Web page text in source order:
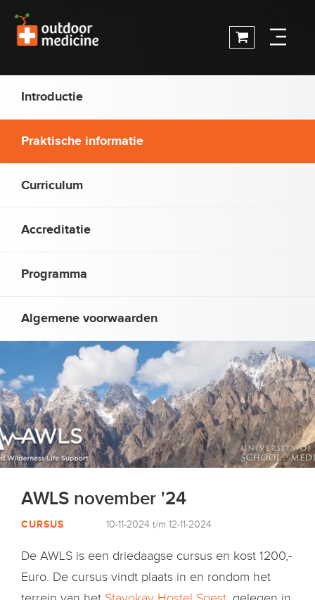
Introductie
Praktische informatie
Curriculum
Accreditatie
Programma
Algemene voorwaarden
AWLS november '24
CURSUS 10-11-2024 t/m 12-11-2024
De AWLS is een driedaagse cursus en kost 1200,-
Euro. De cursus vindt plaats in en rondom het